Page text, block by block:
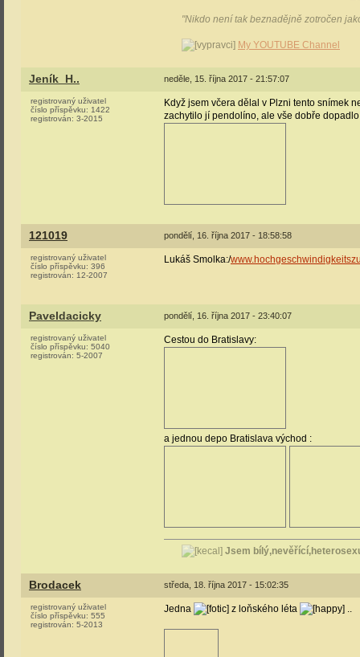
"Nikdo není tak beznadějně zotročen
My YOUTUBE Channel
Jeník_H.. neděle, 15. října 2017 - 21:57:07
registrovaný uživatel
číslo příspěvku: 1422
registrován: 3-2015
Když jsem včera dělal v Plzni tento snímek
zachytilo jí pendolíno, ale vše dobře
121019 pondělí, 16. října 2017 - 18:58:58
registrovaný uživatel
číslo příspěvku: 396
registrován: 12-2007
Lukáš Smolka:/
Paveldacicky pondělí, 16. října 2017 - 23:40:07
registrovaný uživatel
číslo příspěvku: 5040
registrován: 5-2007
Cestou do Bratislavy:
a jednou depo Bratislava východ :
Jsem
Brodacek středa, 18. října 2017 - 15:02:35
registrovaný uživatel
číslo příspěvku: 555
registrován: 5-2013
Jedna z loňského léta ..